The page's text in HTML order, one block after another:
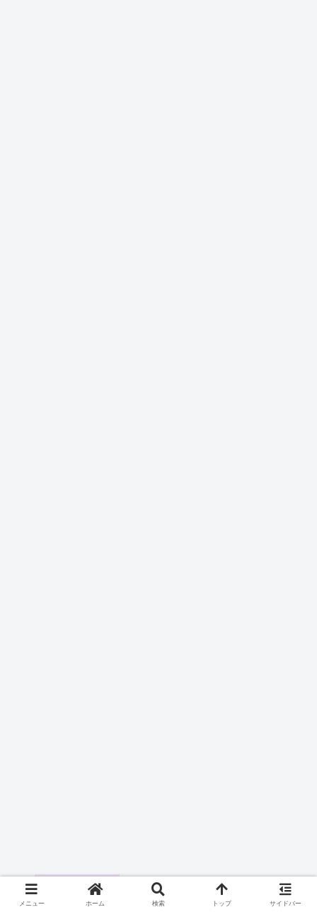
ヒカキンの鬼茶は鶴瓶の健康ミネラルむぎ茶に勝て
る？どっちが人気？
メニュー ホーム 検索 トップ サイドバー